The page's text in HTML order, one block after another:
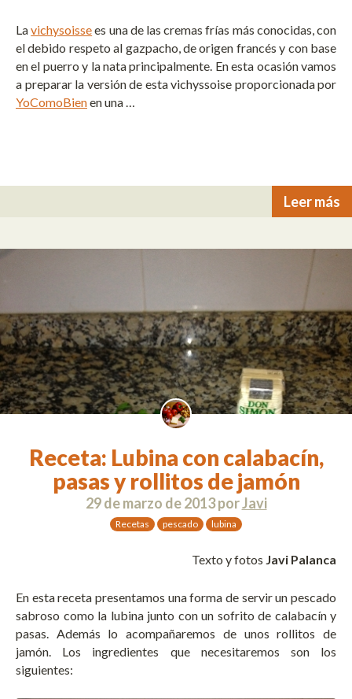
Lavichysoissees una de las cremas frías más conocidas, con
el debido respeto al gazpacho, de origen francés y con base
en el puerro y la nata principalmente. En esta ocasión vamos
a preparar la versión de esta vichyssoise proporcionada por
YoComoBienen una …
Leer más
Receta: Lubina con calabacín,
pasas y rollitos de jamón
29 de marzo de 2013porJavi
Recetas pescado lubina
Texto y fotos Javi Palanca
En esta receta presentamos una forma de servir un pescado
sabroso como la lubina junto con un sofrito de calabacín y
pasas. Además lo acompañaremos de unos rollitos de
jamón. Los ingredientes que necesitaremos son los
siguientes: